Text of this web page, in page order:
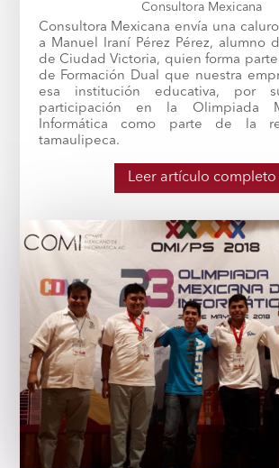
Consultora Mexicana
Consultora Mexicana envía una
a Manuel Iraní Pérez Pérez, alumno
de Ciudad Victoria, quien forma parte
de Formación Dual que nuestra
esa institución educativa, por
participación en la Olimpiada
Informática como parte de la
tamaulipeca.
Leer artículo completo